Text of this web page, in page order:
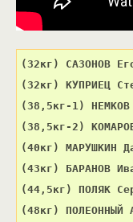
(32кг) САЗОНОВ
(32кг) КУПРИЕЦ
(38,5кг-1)
(38,5кг-2)
(40кг) МАРУШКИН
(43кг) БАРАНОВ
(44,5кг) ПОЛЯК
(48кг) ПОЛЕОННЫЙ